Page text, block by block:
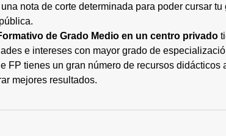
nota de corte determinada para poder cursar tu
de Grado Medio en un centro privado
e intereses con mayor grado de
FP tienes un gran número de recursos
mejores resultados.